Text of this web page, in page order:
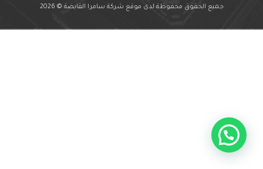
جميع الحقوق محفوظة لدى موقع شركة سامرا القابضة © 2026